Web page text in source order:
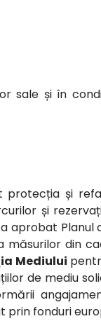
sale și în
și
și
aprobat
din
Mediului
de mediu
prin fonduri